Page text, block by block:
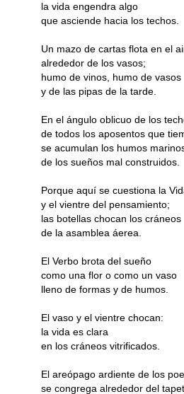
la vida engendra algo
que asciende hacia los techos.
Un mazo de cartas flota en el
alrededor de los vasos;
humo de vinos, humo de vasos
y de las pipas de la tarde.
En el ángulo oblicuo de los
de todos los aposentos que
se acumulan los humos
de los sueños mal construidos.
Porque aquí se cuestiona la
y el vientre del pensamiento;
las botellas chocan los cráneos
de la asamblea áerea.
El Verbo brota del sueño
como una flor o como un vaso
lleno de formas y de humos.
El vaso y el vientre chocan:
la vida es clara
en los cráneos vitrificados.
El areópago ardiente de los
se congrega alrededor del